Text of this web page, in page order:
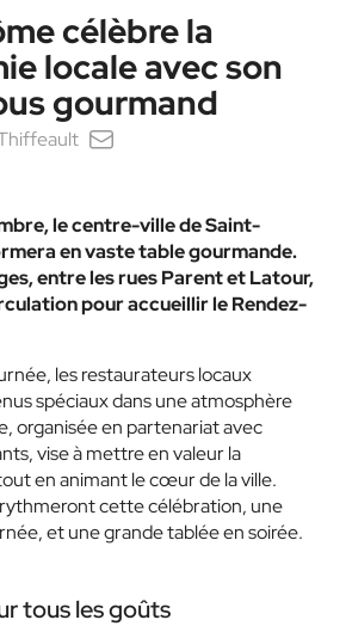
célèbre la
locale avec son
gourmand
le centre-ville de Saint-
en vaste table gourmande.
entre les rues Parent et Latour,
pour accueillir le Rendez-
les restaurateurs locaux
spéciaux dans une atmosphère
organisée en partenariat avec
vise à mettre en valeur la
en animant le cœur de la ville.
cette célébration, une
et une grande tablée en soirée.
tous les goûts